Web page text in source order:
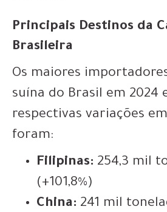
Principais Destinos da
Brasileira
Os maiores
suína do Brasil em 2024
respectivas variações
foram:
Filipinas: 254,3 mil
(+101,8%)
China: 241 mil